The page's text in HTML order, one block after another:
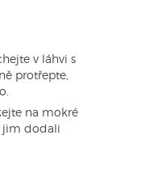
v láhvi s
protřepte,
na mokré
jim dodali